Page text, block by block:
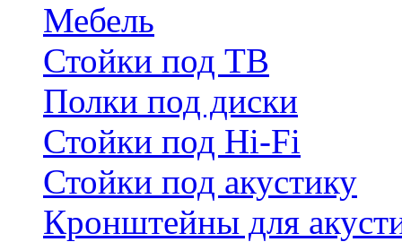
Мебель
Стойки под ТВ
Полки под диски
Стойки под Hi-Fi
Стойки под акустику
Кронштейны для